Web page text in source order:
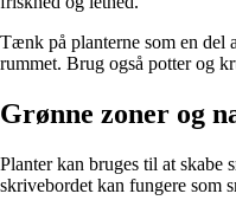
Tænk på planterne som en del
rummet. Brug også potter og
Grønne zoner og
Planter kan bruges til at skabe
skrivebordet kan fungere som